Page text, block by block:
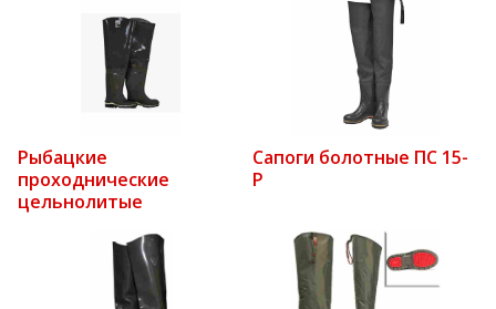
Рыбацкие
проходнические
цельнолитые
Сапоги болотные ПС 15-
Р